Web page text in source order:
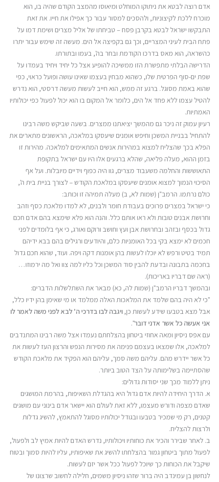
אדם רוצה לבטא את ניתוקו המוחלט ומיאוסו מהמצב הקודם שהיה בו, הוא
מוכרח ללכת לקיצוניות, ולהסכים למסור עבור כך אפילו את חייו. את זאת
התבקשו ישראל לבטא בקרבן פסח – טביחתו של אליל מצרים ושימת דמו על
פתח הבית לעיני המצריים, וכך גם בקפיצה אל הים. מעשה זה שימש עבור יתרו
כהשראה, הוא מאס בדרכו הקודמת ובחר בה', בעמו ובתורתו.
הדרישה הבלתי מתפשרת הזו ממשיכה להופיע אצל כל יחיד ויחיד בעמדו על
שפת ים-סוף הפרטית שלו, כשהוא מבחין בעצמו שאינו עושה ופועל כראוי, כפי
שהוא באמת מסוגל. ברגע זה ממש, הוא חייב לעשות מעשה דרסטי, הוא נדרש
להטיל עצמו ללא פחד אל הים, כלומר אל המקום בו הוא יכול לפעול כפי יכולותיו
האמתיות.
רעיון עמוק זה ניכר גם מהמשך יציאתנו ממצרים. בשעה שביקש משה רבינו
להתחיל בבניית המשכן וחיפש אומנים שיעסקו במלאכה, הראשונים מתארים את
הפלא בכך שהצליח למצוא במהירות אנשים המתאימים למלאכה. מהירות זו
בזמן ההוא, מעלה פליאה, שהלא ברגעים אלו היו עם ישראל בתקופת
התאוששות והחלמה משעבוד מצרים, גוו היה כפוף וידיים מיובלות. ועל אף
הסיכוי הנמוך למצוא אומנים שיעסקו במלאכת הקודש – לצורך בניית בית ה',
כולם נרתמו. הרמב"ן (שמות לא, ב) מעלה תמיהה זו וכותב:
כי ישראל במצרים פרוכים בעבודת חומר ולבנים, לא למדו מלאכת כסף וזהב
וחרושת אבנים טובות ולא ראו אותם כלל. והנה הוא פלא שימצא בהם אדם חכם
גדול בכסף ובזהב ובחרושת אבן ועץ וחושב ורוקם ואורג, כי אף בלומדים לפני
חכמים לא ימצא בקי בכל האומניות כלם, והיודעים ורגילים בהם בבא ידיהם
תמיד בטיט ורפש לא יוכלו לעשות בהן אומנות דקה ויפה. ועוד, שהוא חכם גדול
בחכמה בתבונה ובדעת להבין סוד המשכן וכל כליו למה צוו ואל מה ירמוזו…
(ראה שם דבריו באריכות).
ובהמשך דבריו הרמב"ן (שמות לה, כא) מבאר את השתלשלות הדברים:
"כי לא היה בהם שלמד את המלאכות האלה ממלמד או מי שאימן בהן ידיו כלל,
אבל מצא בטבעו שידע לעשות כן, ויגבה לבו בדרכי ה' לבא לפני משה לאמר לו
אני אעשה כל אשר אדני דובר".
עם אפס ניסיון ומאה אחוזי ביטחון בהצלחתם נעמדו אצל משה רבינו המתנדבים
למלאכה, אלו שמצאו בעצמם פנימה את מסירות הנפש והרצון העז לעשות את
כל אשר יידרש מהם. עליהם משה סמך, עליהם הוא הפקיד את מלאכת הקודש
שהסתיימה בשלימותה על הצד הטוב ביותר.
ניתן ללמוד מכך שני יסודות גדולים:
א. הדרך היחידה להיות אדם גדול היא בהגדלת השאיפות, בהרמת המושגים
שאדם מצפה ודורש מעצמו, ללא זאת לעולם הוא יישאר אדם בינוני עם מושגים
קטנים, רק מי שמכיר בטבעו ובגודל יכולותיו מסוגל להתאמץ, להשיג גדלות
ולרצות להצליח.
ב. לאחר שבירר והכיר את כוחותיו ויכולותיו, נדרש האדם להיות אמיץ לב ולפעול,
לפעול מתוך ביטחון גמור בהצלחתו להשיג את שאיפותיו, עליו להיות סמוך ובטוח
שיקבל את הכוחות כך שיוכל לפעול ככל אשר יזם לעשות.
לנחשון בן עמינדב היה ברור שזהו ניסיון משמים, חלילה לחשוב שרצונו של